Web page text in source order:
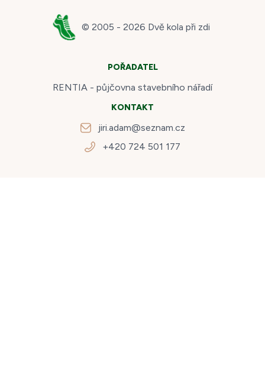
© 2005 - 2026 Dvě kola při zdi
POŘADATEL
RENTIA - půjčovna stavebního nářadí
KONTAKT
jiri.adam@seznam.cz
+420 724 501 177